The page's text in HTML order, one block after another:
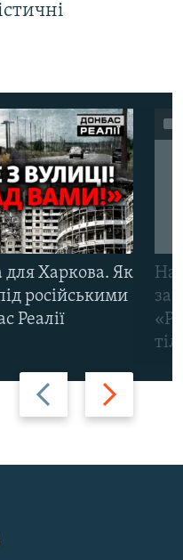
Назад Вперед
для Харкова. Як
російськими
Реалії